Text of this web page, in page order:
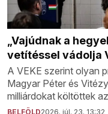
„Vajúdnak a
vetítéssel vádolja
A VEKE szerint olyan
Magyar Péter és
milliárdokat költöttek
BELFÖLD2026. júl. 23. 13:32